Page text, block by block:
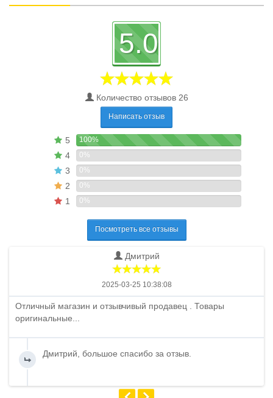
5.0
Количество отзывов 26
Написать отзыв
5 100%
4 0%
3 0%
2 0%
1 0%
Посмотреть все отзывы
Дмитрий
2025-03-25 10:38:08
Отличный магазин и отзывчивый продавец . Товары
оригинальные...
Дмитрий, большое спасибо за отзыв.